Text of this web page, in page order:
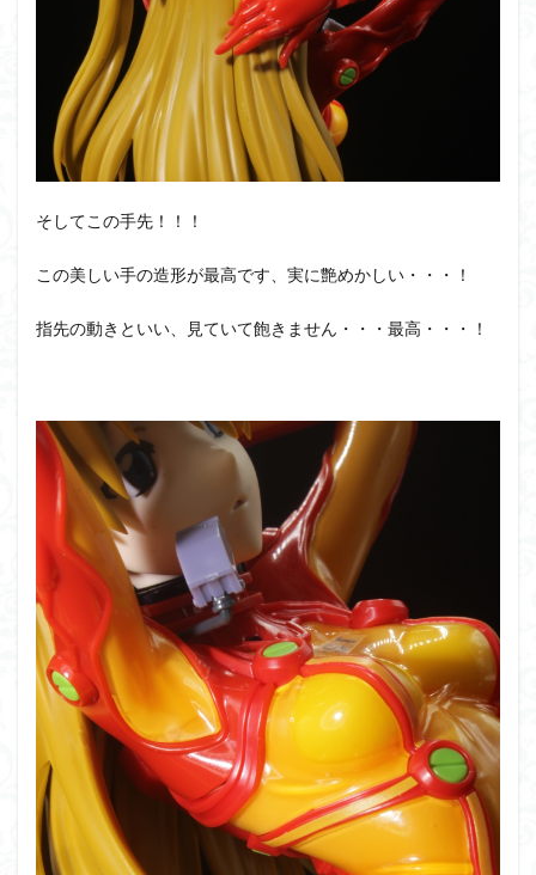
そしてこの手先！！！
この美しい手の造形が最高です、実に艶めかしい・・・！
指先の動きといい、見ていて飽きません・・・最高・・・！